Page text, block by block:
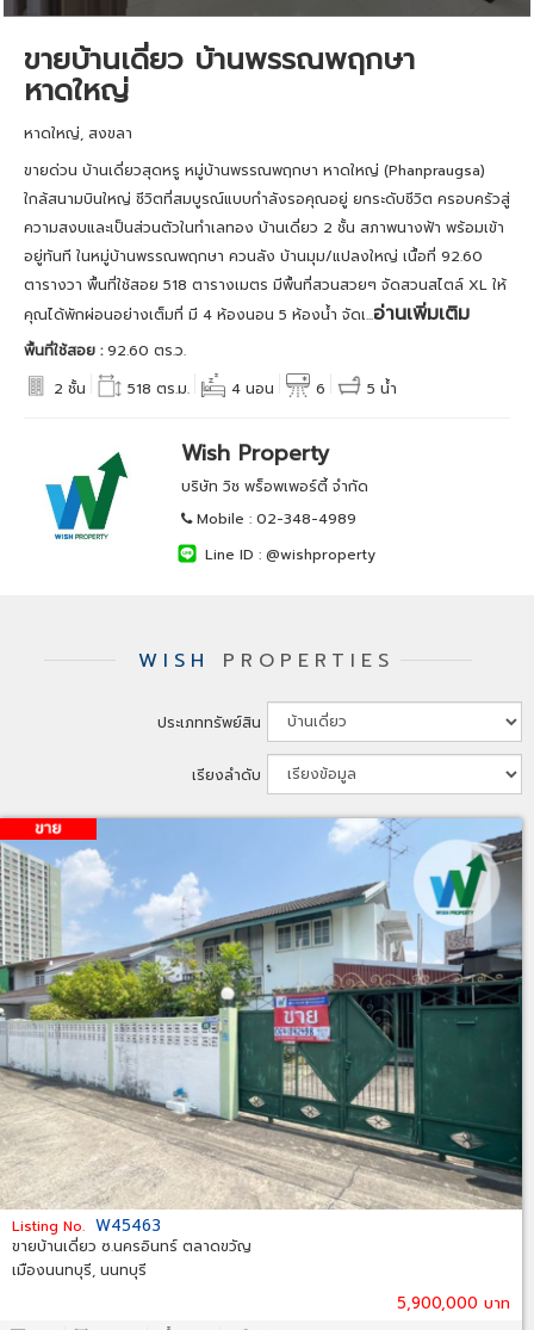
ขายบ้านเดี่ยว บ้านพรรณพฤกษา
หาดใหญ่
หาดใหญ่, สงขลา
ขายด่วน บ้านเดี่ยวสุดหรู หมู่บ้านพรรณพฤกษา หาดใหญ่ (Phanpraugsa)
ใกล้สนามบินใหญ่ ชีวิตที่สมบูรณ์แบบกำลังรอคุณอยู่ ยกระดับชีวิต ครอบครัวสู่
ความสงบและเป็นส่วนตัวในทำเลทอง บ้านเดี่ยว 2 ชั้น สภาพนางฟ้า พร้อมเข้า
อยู่ทันที ในหมู่บ้านพรรณพฤกษา ควนลัง บ้านมุม/แปลงใหญ่ เนื้อที่ 92.60
ตารางวา พื้นที่ใช้สอย 518 ตารางเมตร มีพื้นที่สวนสวยๆ จัดสวนสไตล์ XL ให้
คุณได้พักผ่อนอย่างเต็มที่ มี 4 ห้องนอน 5 ห้องน้ำ จัดเ...อ่านเพิ่มเติม
พื้นที่ใช้สอย :92.60 ตร.ว.
2 ชั้น
518 ตร.ม. 4 นอน 6 5 น้ำ
Wish Property
บริษัท วิช พร็อพเพอร์ตี้ จำกัด
Mobile : 02-348-4989
Line ID : @wishproperty
WISH PROPERTIES
ประเภททรัพย์สิน
เรียงลำดับ
Listing No. W45463
ขายบ้านเดี่ยว ซ.นครอินทร์ ตลาดขวัญ
เมืองนนทบุรี, นนทบุรี
5,900,000 บาท